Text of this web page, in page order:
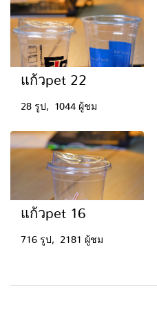
แก้วpet 22
28 รูป, 1044 ผู้ชม
แก้วpet 16
716 รูป, 2181 ผู้ชม